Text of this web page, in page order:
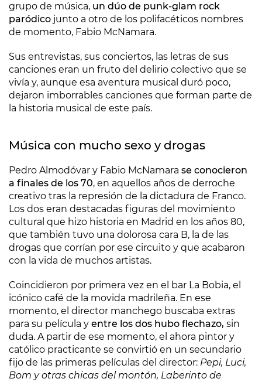
grupo de música, un dúo de punk-glam rock
paródico junto a otro de los polifacéticos nombres
de momento, Fabio McNamara.
Sus entrevistas, sus conciertos, las letras de sus
canciones eran un fruto del delirio colectivo que se
vivía y, aunque esa aventura musical duró poco,
dejaron imborrables canciones que forman parte de
la historia musical de este país.
Música con mucho sexo y drogas
Pedro Almodóvar y Fabio McNamara se conocieron
a finales de los 70, en aquellos años de derroche
creativo tras la represión de la dictadura de Franco.
Los dos eran destacadas figuras del movimiento
cultural que hizo historia en Madrid en los años 80,
que también tuvo una dolorosa cara B, la de las
drogas que corrían por ese circuito y que acabaron
con la vida de muchos artistas.
Coincidieron por primera vez en el bar La Bobia, el
icónico café de la movida madrileña. En ese
momento, el director manchego buscaba extras
para su película y entre los dos hubo flechazo, sin
duda. A partir de ese momento, el ahora pintor y
católico practicante se convirtió en un secundario
fijo de las primeras películas del director: Pepi, Luci,
Bom y otras chicas del montón, Laberinto de